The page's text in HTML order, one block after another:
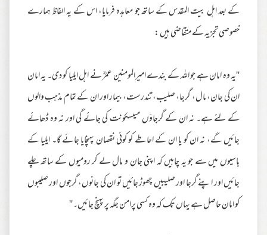
کے بعد اہل بیت المقدس کے ساتھ جو معاہدہ فرمایا، اس کے یہ الفاظ ہمارے
خصوصی تجزیہ کے متقاضی ہیں :
''یہ وہ امان ہے جو اللہ کے بندے امیرالمومنین عمرؓ نے اہل ایلیا کو دی۔ یہ امان
ان کی جان، مال، گرجا، صلیب، تندرست، بیمار اور ان کے تمام مذہب والوں
کے لئے ہے۔ نہ ان کے گرجاؤں میںسکونت کی جائے گی اور نہ وہ ڈھائے
جائیں گے، نہ ان کو یا ان کے احاطے کو کوئی نقصان پہنچایا جائے گا۔ ایلیا کے
باسیوں میں سے جو یہ چاہیں کہ اپنی جان و مال لے کر رومیوں کے ساتھ چلے
جائیں اور اپنے گرجا اور صلیبیں چھوڑ جائیں تو ان کی جانوں، گرجوں اور صلیبوں
کو امان حاصل ہے یہاں تک کہ وہ کسی پرامن جگہ پر پہنچ جائیں۔''